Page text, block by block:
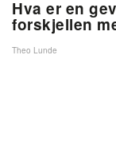
Hva er en
forskjellen
Theo Lunde